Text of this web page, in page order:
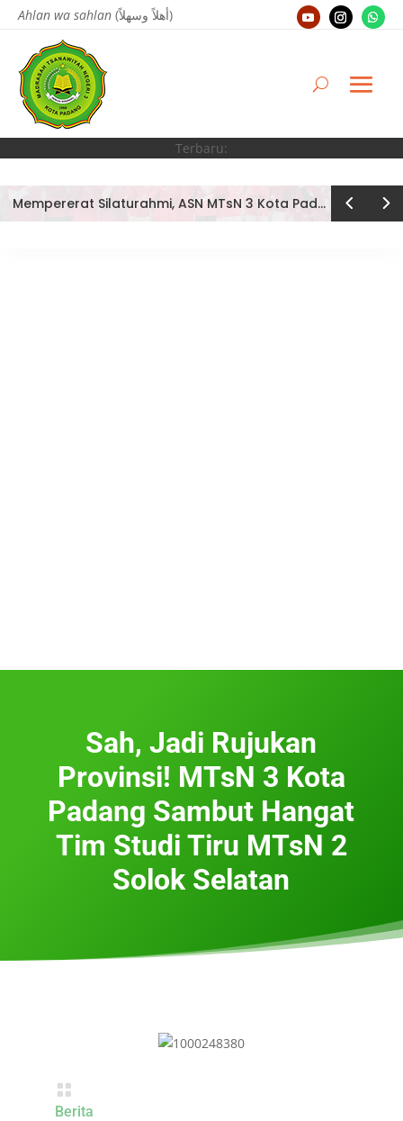
Ahlan wa sahlan (أهلاً وسهلاً)
Terbaru:
Mempererat Silaturahmi, ASN MTsN 3 Kota Padang Tampil Kompak di Outbound Kemenag Kota Padang
Sah, Jadi Rujukan
Provinsi! MTsN 3 Kota
Padang Sambut Hangat
Tim Studi Tiru MTsN 2
Solok Selatan

Berita